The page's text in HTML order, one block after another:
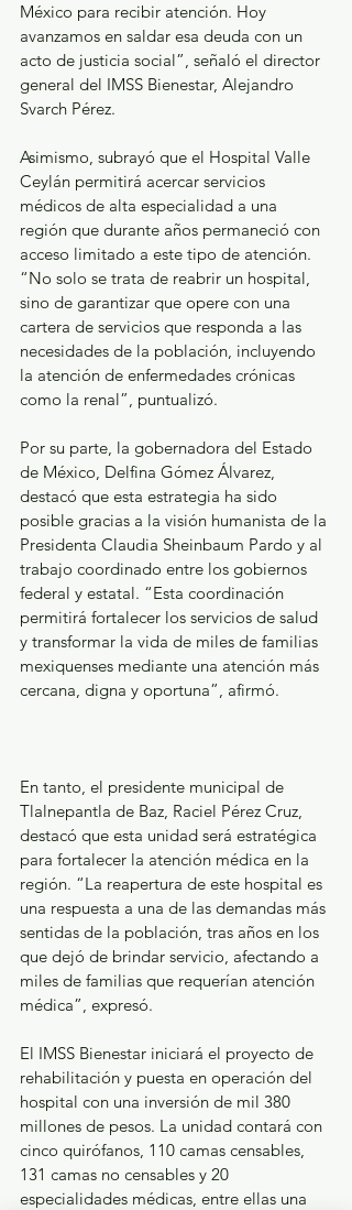
México para recibir atención. Hoy
avanzamos en saldar esa deuda con un
acto de justicia social”, señaló el director
general del IMSS Bienestar, Alejandro
Svarch Pérez.
Asimismo, subrayó que el Hospital Valle
Ceylán permitirá acercar servicios
médicos de alta especialidad a una
región que durante años permaneció con
acceso limitado a este tipo de atención.
“No solo se trata de reabrir un hospital,
sino de garantizar que opere con una
cartera de servicios que responda a las
necesidades de la población, incluyendo
la atención de enfermedades crónicas
como la renal”, puntualizó.
Por su parte, la gobernadora del Estado
de México, Delfina Gómez Álvarez,
destacó que esta estrategia ha sido
posible gracias a la visión humanista de la
Presidenta Claudia Sheinbaum Pardo y al
trabajo coordinado entre los gobiernos
federal y estatal. “Esta coordinación
permitirá fortalecer los servicios de salud
y transformar la vida de miles de familias
mexiquenses mediante una atención más
cercana, digna y oportuna”, afirmó.
En tanto, el presidente municipal de
Tlalnepantla de Baz, Raciel Pérez Cruz,
destacó que esta unidad será estratégica
para fortalecer la atención médica en la
región. “La reapertura de este hospital es
una respuesta a una de las demandas más
sentidas de la población, tras años en los
que dejó de brindar servicio, afectando a
miles de familias que requerían atención
médica”, expresó.
El IMSS Bienestar iniciará el proyecto de
rehabilitación y puesta en operación del
hospital con una inversión de mil 380
millones de pesos. La unidad contará con
cinco quirófanos, 110 camas censables,
131 camas no censables y 20
especialidades médicas, entre ellas una